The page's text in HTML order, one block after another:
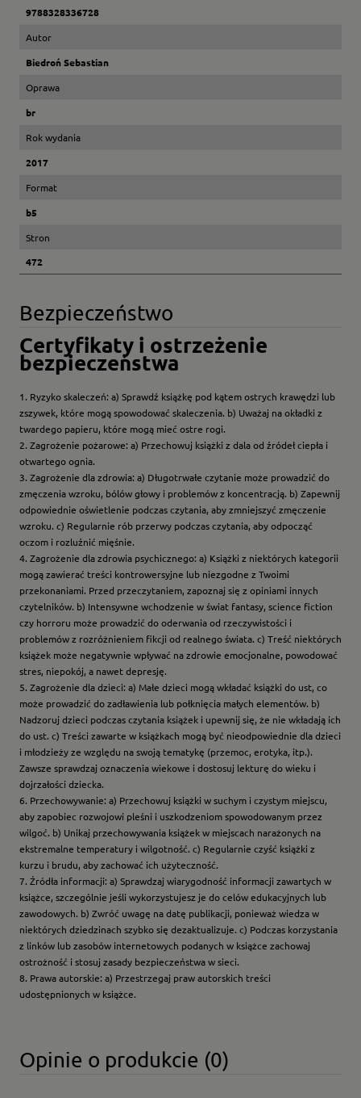
9788328336728
Autor
Biedroń Sebastian
Oprawa
br
Rok wydania
2017
Format
b5
Stron
472
Bezpieczeństwo
Certyfikaty i ostrzeżenie
bezpieczeństwa
1. Ryzyko skaleczeń: a) Sprawdź książkę pod kątem ostrych krawędzi lub
zszywek, które mogą spowodować skaleczenia. b) Uważaj na okładki z
twardego papieru, które mogą mieć ostre rogi.
2. Zagrożenie pożarowe: a) Przechowuj książki z dala od źródeł ciepła i
otwartego ognia.
3. Zagrożenie dla zdrowia: a) Długotrwałe czytanie może prowadzić do
zmęczenia wzroku, bólów głowy i problemów z koncentracją. b) Zapewnij
odpowiednie oświetlenie podczas czytania, aby zmniejszyć zmęczenie
wzroku. c) Regularnie rób przerwy podczas czytania, aby odpocząć
oczom i rozluźnić mięśnie.
4. Zagrożenie dla zdrowia psychicznego: a) Książki z niektórych kategorii
mogą zawierać treści kontrowersyjne lub niezgodne z Twoimi
przekonaniami. Przed przeczytaniem, zapoznaj się z opiniami innych
czytelników. b) Intensywne wchodzenie w świat fantasy, science fiction
czy horroru może prowadzić do oderwania od rzeczywistości i
problemów z rozróżnieniem fikcji od realnego świata. c) Treść niektórych
książek może negatywnie wpływać na zdrowie emocjonalne, powodować
stres, niepokój, a nawet depresję.
5. Zagrożenie dla dzieci: a) Małe dzieci mogą wkładać książki do ust, co
może prowadzić do zadławienia lub połknięcia małych elementów. b)
Nadzoruj dzieci podczas czytania książek i upewnij się, że nie wkładają ich
do ust. c) Treści zawarte w książkach mogą być nieodpowiednie dla dzieci
i młodzieży ze względu na swoją tematykę (przemoc, erotyka, itp.).
Zawsze sprawdzaj oznaczenia wiekowe i dostosuj lekturę do wieku i
dojrzałości dziecka.
6. Przechowywanie: a) Przechowuj książki w suchym i czystym miejscu,
aby zapobiec rozwojowi pleśni i uszkodzeniom spowodowanym przez
wilgoć. b) Unikaj przechowywania książek w miejscach narażonych na
ekstremalne temperatury i wilgotność. c) Regularnie czyść książki z
kurzu i brudu, aby zachować ich użyteczność.
7. Źródła informacji: a) Sprawdzaj wiarygodność informacji zawartych w
książce, szczególnie jeśli wykorzystujesz je do celów edukacyjnych lub
zawodowych. b) Zwróć uwagę na datę publikacji, ponieważ wiedza w
niektórych dziedzinach szybko się dezaktualizuje. c) Podczas korzystania
z linków lub zasobów internetowych podanych w książce zachowaj
ostrożność i stosuj zasady bezpieczeństwa w sieci.
8. Prawa autorskie: a) Przestrzegaj praw autorskich treści
udostępnionych w książce.
Opinie o produkcie (0)